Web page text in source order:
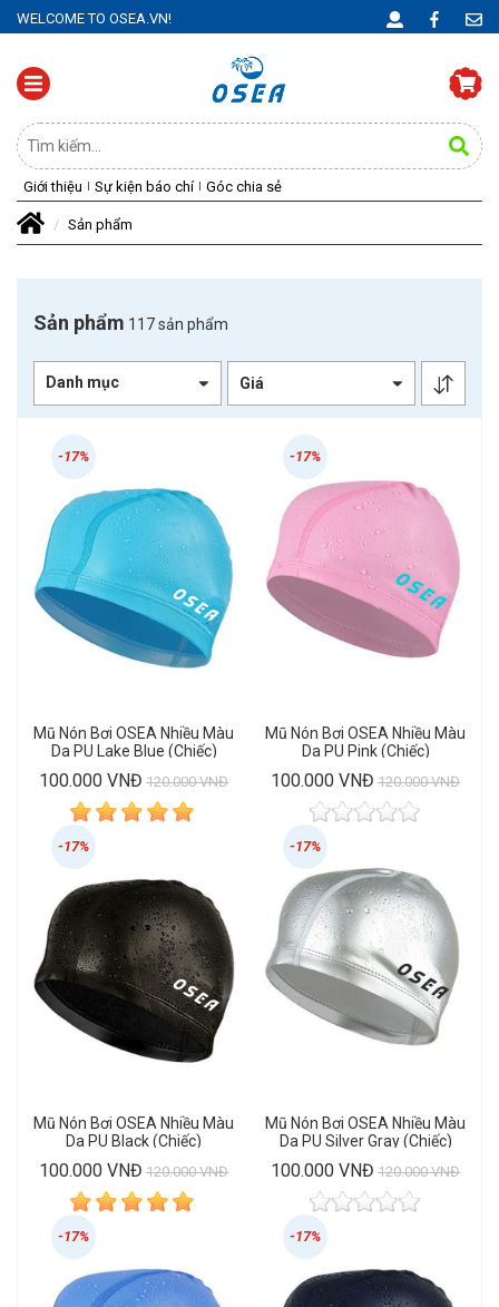
WELCOME TO OSEA.VN!
Giới thiệu Sự kiện báo chí Góc chia sẻ
Sản phẩm
Sản phẩm 117 sản phẩm
Danh mục
Mũ Nón Bơi OSEA Nhiều Màu
Da PU Lake Blue (Chiếc)
100.000 VNĐ 120.000 VNĐ
-17%
Mũ Nón Bơi OSEA Nhiều Màu
Da PU Pink (Chiếc)
100.000 VNĐ 120.000 VNĐ
-17%
Mũ Nón Bơi OSEA Nhiều Màu
Da PU Black (Chiếc)
100.000 VNĐ 120.000 VNĐ
-17%
Mũ Nón Bơi OSEA Nhiều Màu
Da PU Silver Gray (Chiếc)
100.000 VNĐ 120.000 VNĐ
-17%
-17% -17%